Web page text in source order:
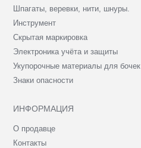
Шпагаты, веревки, нити, шнуры.
Инструмент
Скрытая маркировка
Электроника учёта и защиты
Укупорочные материалы для бочек
Знаки опасности
ИНФОРМАЦИЯ
О продавце
Контакты